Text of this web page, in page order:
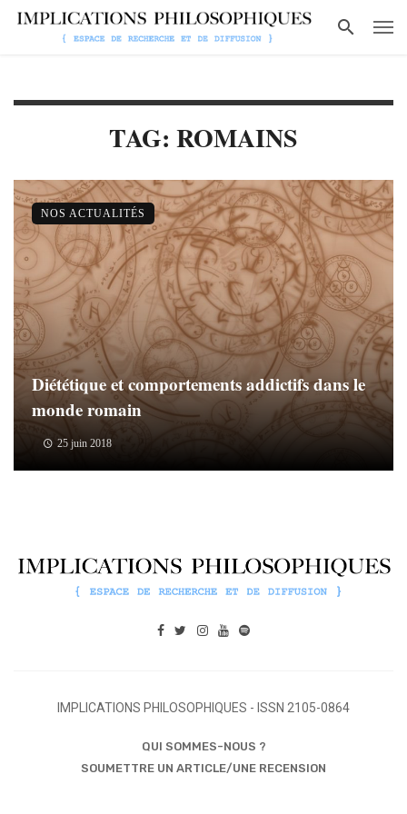
TAG: ROMAINS
Diététique et comportements addictifs dans le
monde romain
25 juin 2018
NOS ACTUALITÉS
IMPLICATIONS PHILOSOPHIQUES - ISSN 2105-0864
QUI SOMMES-NOUS ?
SOUMETTRE UN ARTICLE/UNE RECENSION